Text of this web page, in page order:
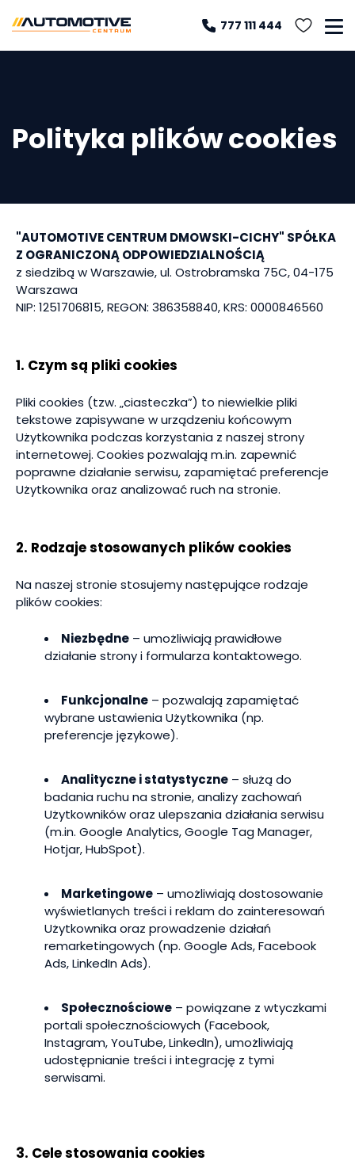
777 111 444
Polityka plików cookies
"AUTOMOTIVE CENTRUM DMOWSKI-CICHY" SPÓŁKA
Z OGRANICZONĄ ODPOWIEDZIALNOŚCIĄ
z siedzibą w Warszawie, ul. Ostrobramska 75C, 04-175
Warszawa
NIP: 1251706815, REGON: 386358840, KRS: 0000846560
1. Czym są pliki cookies
Pliki cookies (tzw. „ciasteczka”) to niewielkie pliki
tekstowe zapisywane w urządzeniu końcowym
Użytkownika podczas korzystania z naszej strony
internetowej. Cookies pozwalają m.in. zapewnić
poprawne działanie serwisu, zapamiętać preferencje
Użytkownika oraz analizować ruch na stronie.
2. Rodzaje stosowanych plików cookies
Na naszej stronie stosujemy następujące rodzaje
plików cookies:
Niezbędne – umożliwiają prawidłowe
działanie strony i formularza kontaktowego.
Funkcjonalne – pozwalają zapamiętać
wybrane ustawienia Użytkownika (np.
preferencje językowe).
Analityczne i statystyczne – służą do
badania ruchu na stronie, analizy zachowań
Użytkowników oraz ulepszania działania serwisu
(m.in. Google Analytics, Google Tag Manager,
Hotjar, HubSpot).
Marketingowe – umożliwiają dostosowanie
wyświetlanych treści i reklam do zainteresowań
Użytkownika oraz prowadzenie działań
remarketingowych (np. Google Ads, Facebook
Ads, LinkedIn Ads).
Społecznościowe – powiązane z wtyczkami
portali społecznościowych (Facebook,
Instagram, YouTube, LinkedIn), umożliwiają
udostępnianie treści i integrację z tymi
serwisami.
3. Cele stosowania cookies